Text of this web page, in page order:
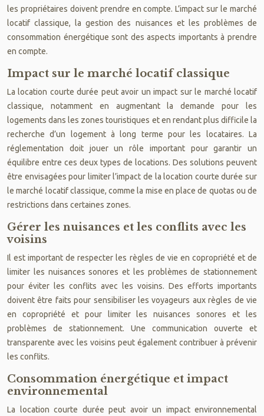
les propriétaires doivent prendre en compte. L’impact sur le marché
locatif classique, la gestion des nuisances et les problèmes de
consommation énergétique sont des aspects importants à prendre
en compte.
Impact sur le marché locatif classique
La location courte durée peut avoir un impact sur le marché locatif
classique, notamment en augmentant la demande pour les
logements dans les zones touristiques et en rendant plus difficile la
recherche d’un logement à long terme pour les locataires. La
réglementation doit jouer un rôle important pour garantir un
équilibre entre ces deux types de locations. Des solutions peuvent
être envisagées pour limiter l’impact de la location courte durée sur
le marché locatif classique, comme la mise en place de quotas ou de
restrictions dans certaines zones.
Gérer les nuisances et les conflits avec les
voisins
Il est important de respecter les règles de vie en copropriété et de
limiter les nuisances sonores et les problèmes de stationnement
pour éviter les conflits avec les voisins. Des efforts importants
doivent être faits pour sensibiliser les voyageurs aux règles de vie
en copropriété et pour limiter les nuisances sonores et les
problèmes de stationnement. Une communication ouverte et
transparente avec les voisins peut également contribuer à prévenir
les conflits.
Consommation énergétique et impact
environnemental
La location courte durée peut avoir un impact environnemental